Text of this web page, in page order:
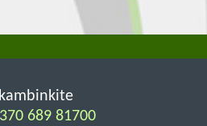
689 81700